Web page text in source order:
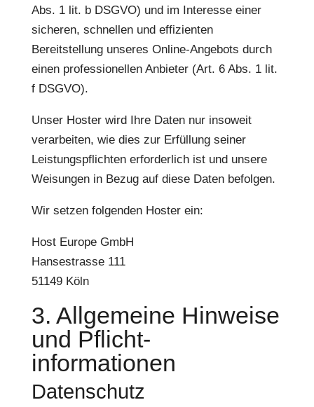
Abs. 1 lit. b DSGVO) und im Interesse einer
sicheren, schnellen und effizienten
Bereitstellung unseres Online-Angebots durch
einen professionellen Anbieter (Art. 6 Abs. 1 lit.
f DSGVO).
Unser Hoster wird Ihre Daten nur insoweit
verarbeiten, wie dies zur Erfüllung seiner
Leistungspflichten erforderlich ist und unsere
Weisungen in Bezug auf diese Daten befolgen.
Wir setzen folgenden Hoster ein:
Host Europe GmbH
Hansestrasse 111
51149 Köln
3. Allgemeine Hinweise
und Pflicht­
informationen
Datenschutz